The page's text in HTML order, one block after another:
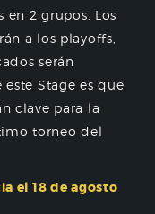
en 2 grupos. Los
a los playoffs,
serán
Stage es que
clave para la
torneo del
el 18 de agosto